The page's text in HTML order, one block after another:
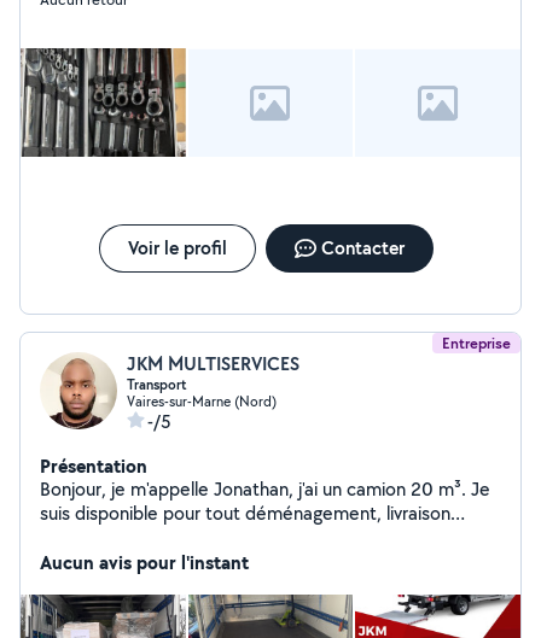
Voir le profil Contacter
Entreprise
JKM MULTISERVICES
Transport
Vaires-sur-Marne (Nord)
-/5
Présentation
Bonjour, je m'appelle Jonathan, j'ai un camion 20 m³. Je
suis disponible pour tout déménagement, livraison
Aucun avis pour l'instant